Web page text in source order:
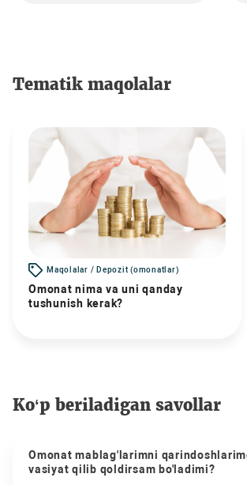
Tematik maqolalar
Maqolalar / Depozit (omonatlar)
Omonat nima va uni qanday
tushunish kerak?
Ko‘p beriladigan savollar
Omonat mablag'larimni
vasiyat qilib qoldirsam bo'ladimi?